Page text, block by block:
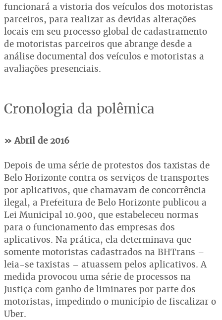
funcionará a vistoria dos veículos dos motoristas
parceiros, para realizar as devidas alterações
locais em seu processo global de cadastramento
de motoristas parceiros que abrange desde a
análise documental dos veículos e motoristas a
avaliações presenciais.
Cronologia da polêmica
» Abril de 2016
Depois de uma série de protestos dos taxistas de
Belo Horizonte contra os serviços de transportes
por aplicativos, que chamavam de concorrência
ilegal, a Prefeitura de Belo Horizonte publicou a
Lei Municipal 10.900, que estabeleceu normas
para o funcionamento das empresas dos
aplicativos. Na prática, ela determinava que
somente motoristas cadastrados na BHTrans –
leia-se taxistas – atuassem pelos aplicativos. A
medida provocou uma série de processos na
Justiça com ganho de liminares por parte dos
motoristas, impedindo o município de fiscalizar o
Uber.